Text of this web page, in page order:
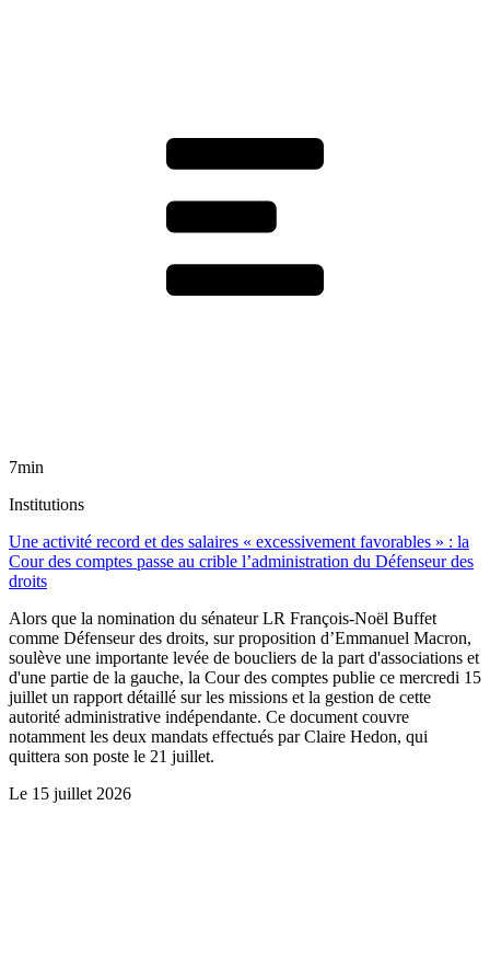
7min
Institutions
Une activité record et des salaires « excessivement favorables » : la
Cour des comptes passe au crible l’administration du Défenseur des
droits
Alors que la nomination du sénateur LR François-Noël Buffet
comme Défenseur des droits, sur proposition d’Emmanuel Macron,
soulève une importante levée de boucliers de la part d'associations et
d'une partie de la gauche, la Cour des comptes publie ce mercredi 15
juillet un rapport détaillé sur les missions et la gestion de cette
autorité administrative indépendante. Ce document couvre
notamment les deux mandats effectués par Claire Hedon, qui
quittera son poste le 21 juillet.
Le 15 juillet 2026